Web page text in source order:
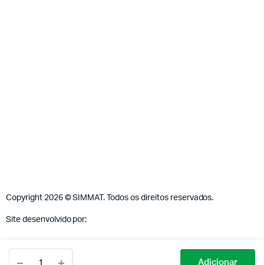
Adicionar
Copyright 2026 © SIMMAT. Todos os direitos reservados.
Site desenvolvido por: